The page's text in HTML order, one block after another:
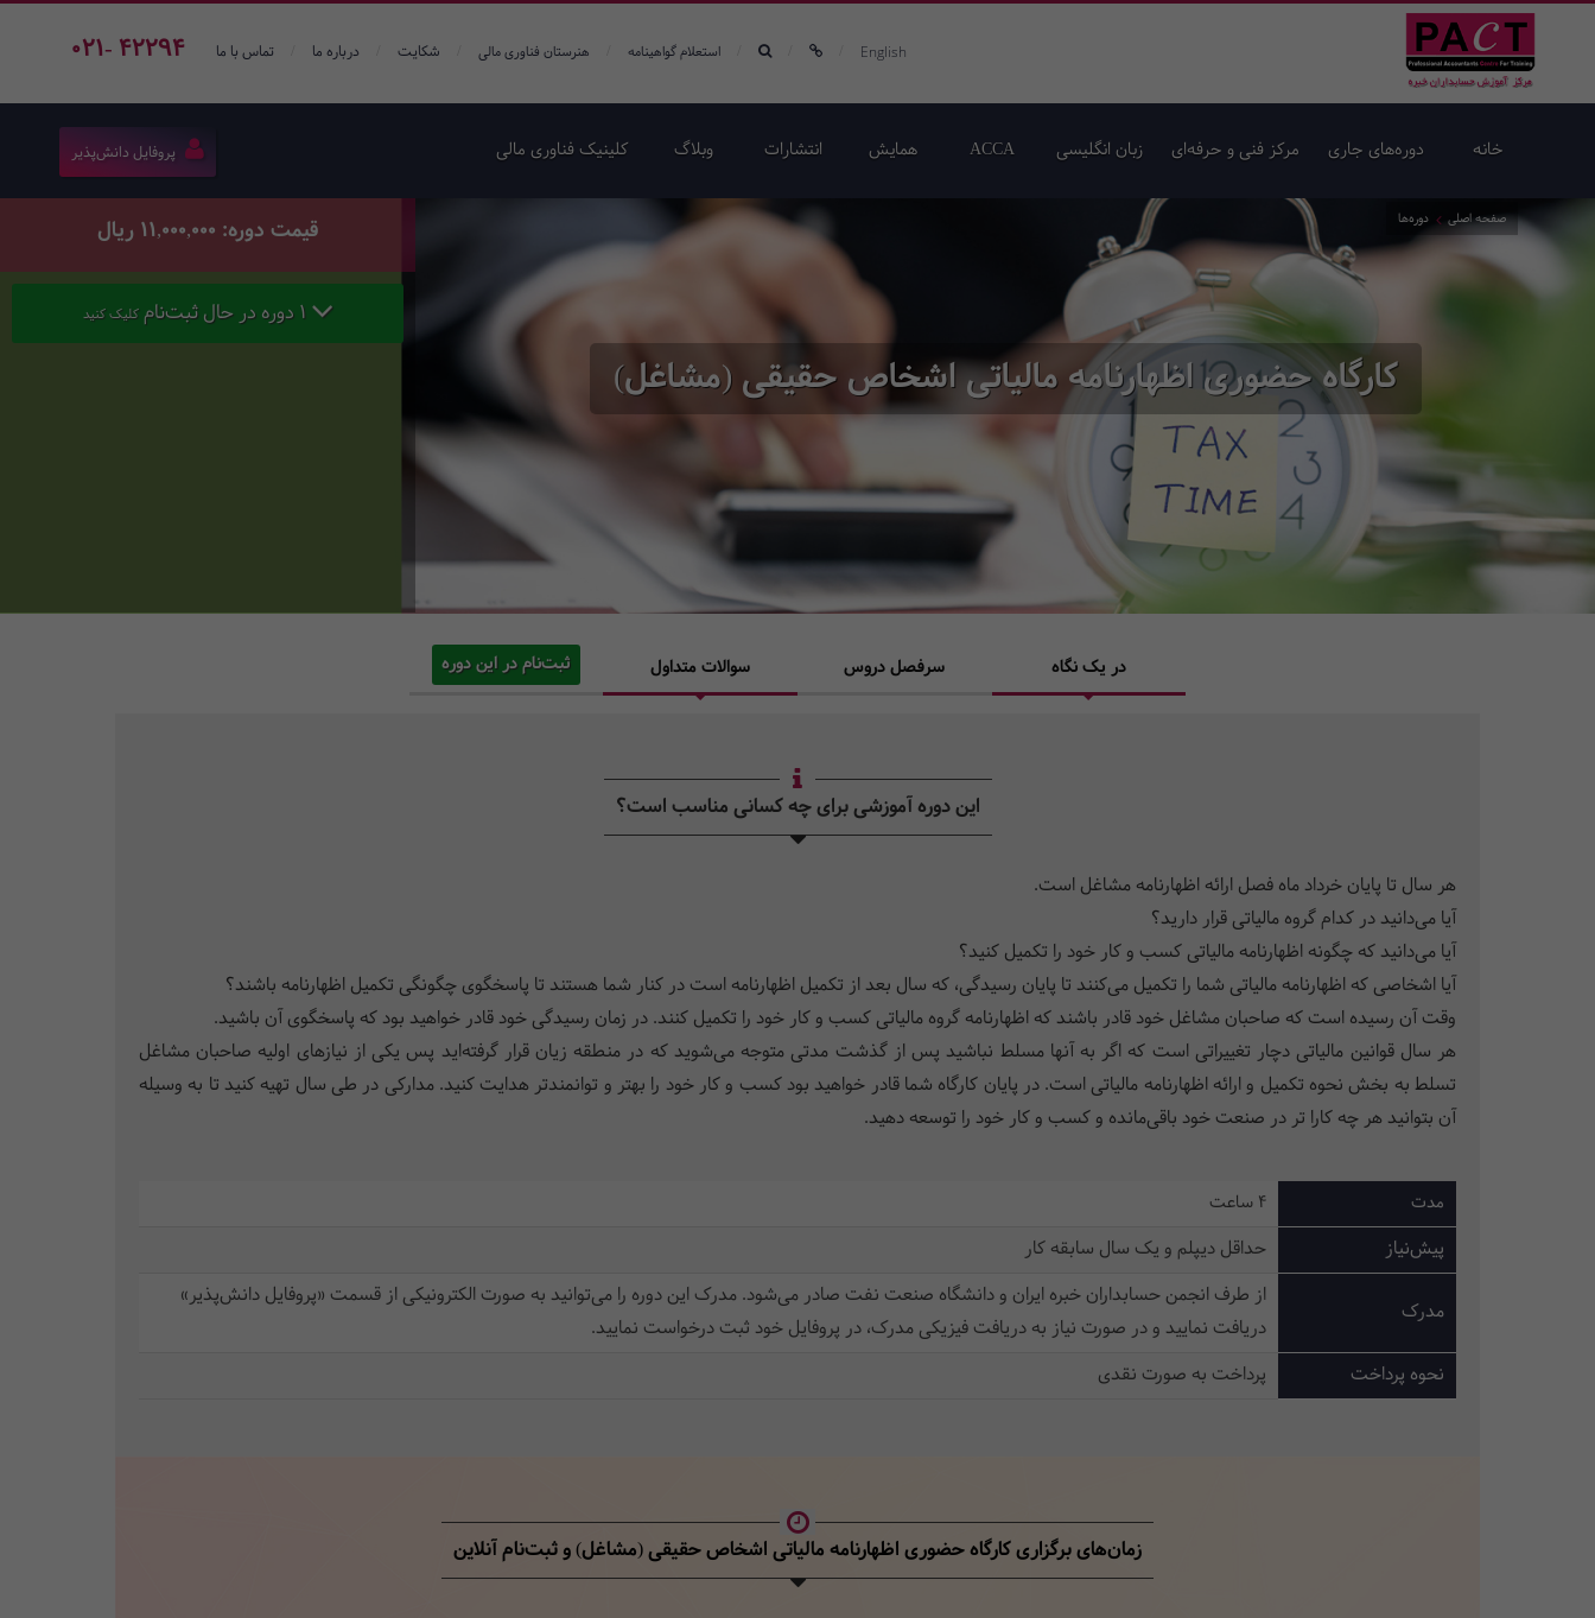
021- 42294 English استعلام گواهینامه هنرستان فناوری مالی شکایت درباره ما تماس با ما
خانه دوره‌های جاری مرکز فنی و حرفه‌ای زبان انگلیسی ACCA همایش‌ انتشارات وبلاگ کلینیک فناوری مالی پروفایل دانش‌پذیر
کارگاه حضوری اظهارنامه مالیاتی اشخاص حقیقی (مشاغل)
صفحه اصلی دوره‌ها قیمت دوره: 11,000,000 ریال
کلیک کنید
در یک نگاه سرفصل دروس سوالات متداول ثبت‌نام در این دوره
این دوره آموزشی برای چه کسانی مناسب است؟
هر سال تا پایان خرداد ماه فصل ارائه اظهارنامه مشاغل است.
آیا می‌دانید در کدام گروه مالیاتی قرار دارید؟
آیا می‌دانید که چگونه اظهارنامه مالیاتی کسب و کار خود را تکمیل کنید؟
آیا اشخاصی که اظهارنامه مالیاتی شما را تکمیل می‌کنند تا پایان رسیدگی، که سال بعد از تکمیل اظهارنامه است در کنار شما هستند تا پاسخگوی چگونگی تکمیل اظهارنامه باشند؟
وقت آن رسیده است که صاحبان مشاغل خود قادر باشند که اظهارنامه گروه مالیاتی کسب و کار خود را تکمیل کنند. در زمان رسیدگی خود قادر خواهید بود که پاسخگوی آن باشید.
هر سال قوانین مالیاتی دچار تغییراتی است که اگر به آنها مسلط نباشید پس از گذشت مدتی متوجه می‌شوید که در منطقه زیان قرار گرفته‌اید پس یکی از نیازهای اولیه صاحبان مشاغل
تسلط به بخش نحوه تکمیل و ارائه اظهارنامه مالیاتی است. در پایان کارگاه شما قادر خواهید بود کسب و کار خود را بهتر و توانمندتر هدایت کنید. مدارکی در طی سال تهیه کنید تا به وسیله
آن بتوانید هر چه کارا تر در صنعت خود باقی‌مانده و کسب و کار خود را توسعه دهید.
مدت 4 ساعت
پیش‌نیاز حداقل دیپلم و یک سال سابقه کار
مدرک
از طرف انجمن حسابداران خبره ایران و دانشگاه صنعت نفت صادر می‌شود. مدرک این دوره را می‌توانید به صورت الکترونیکی از قسمت «پروفایل دانش‌پذیر»
دریافت نمایید و در صورت نیاز به دریافت فیزیکی مدرک، در پروفایل خود ثبت‌ درخواست نمایید.
نحوه پرداخت
پرداخت به صورت نقدی
زمان‌های برگزاری کارگاه حضوری اظهارنامه مالیاتی اشخاص حقیقی (مشاغل)و ثبت‌نام آنلاین